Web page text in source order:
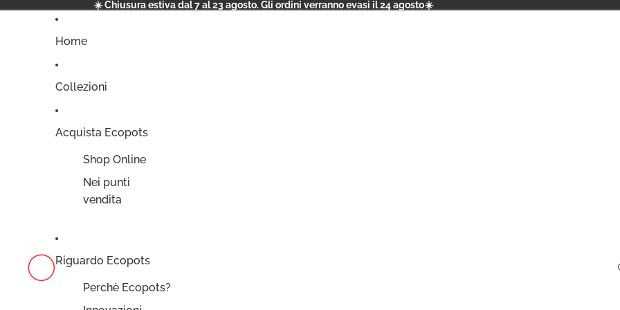
☀️ Chiusura estiva dal 7 al 23 agosto. Gli ordini verranno evasi il 24 agosto☀️
Home
Collezioni
Acquista Ecopots
Shop Online
Nei punti
vendita
Riguardo Ecopots
Perchè Ecopots?